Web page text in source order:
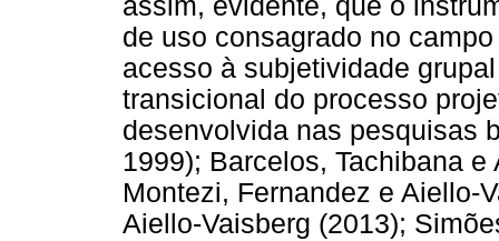
assim, evidente, que o
de uso consagrado no
acesso à subjetividade
transicional do processo
desenvolvida nas pesquisas
1999); Barcelos, Tachibana
Montezi, Fernandez e Aiello-
Aiello-Vaisberg (2013);